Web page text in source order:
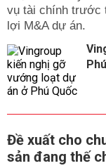
vụ tài chính trước
lợi M&A dự án.
Đề xuất cho
sản đang thế